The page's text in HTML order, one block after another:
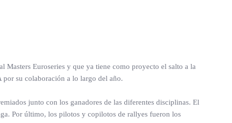
Euroseries y que ya tiene como proyecto el salto a la
por su colaboración a lo largo del año.
junto con los ganadores de las diferentes disciplinas. El
Por último, los pilotos y copilotos de rallyes fueron los